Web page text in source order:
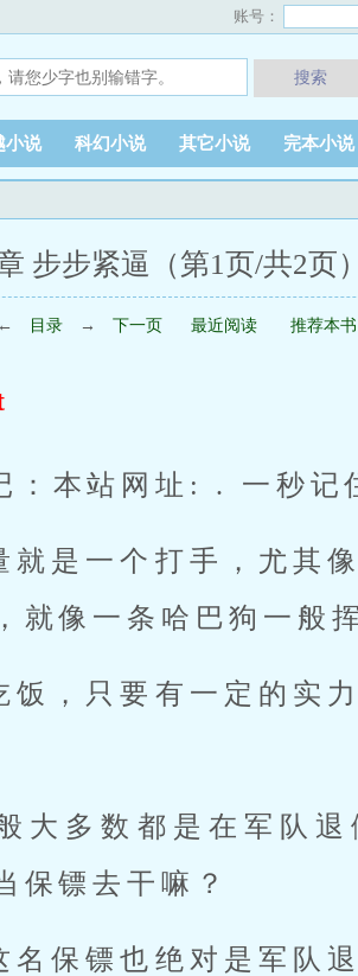
账号：
搜索
小说 科幻小说 其它小说 完本小说
步步紧逼（第1页/共2页）
← 目录 → 下一页 最近阅读 推荐本书
：本站网址: . 一秒记
是一个打手，尤其
就像一条哈巴狗一般
，只要有一定的实
大多数都是在军队
保镖去干嘛？
名保镖也绝对是军队